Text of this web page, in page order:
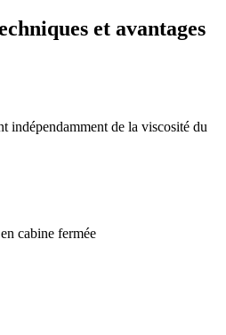
et avantages
indépendamment de la viscosité du
cabine fermée